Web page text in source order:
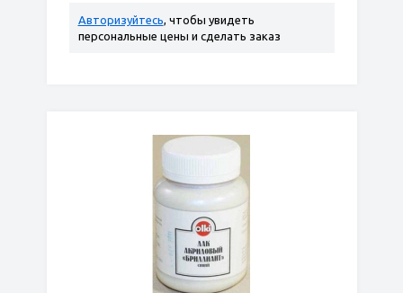
Авторизуйтесь, чтобы увидеть
персональные цены и сделать заказ